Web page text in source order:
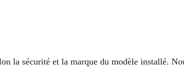
la sécurité et la marque du modèle installé.